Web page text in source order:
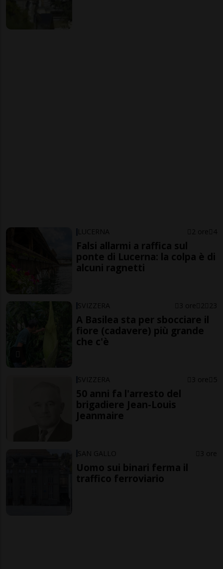
LUCERNA 2 ore 4
Falsi allarmi a raffica sul
ponte di Lucerna: la colpa è di
alcuni ragnetti
SVIZZERA 3 ore 2 23
A Basilea sta per sbocciare il
fiore (cadavere) più grande
che c'è
SVIZZERA 3 ore 5
50 anni fa l'arresto del
brigadiere Jean-Louis
Jeanmaire
SAN GALLO 3 ore
Uomo sui binari ferma il
traffico ferroviario